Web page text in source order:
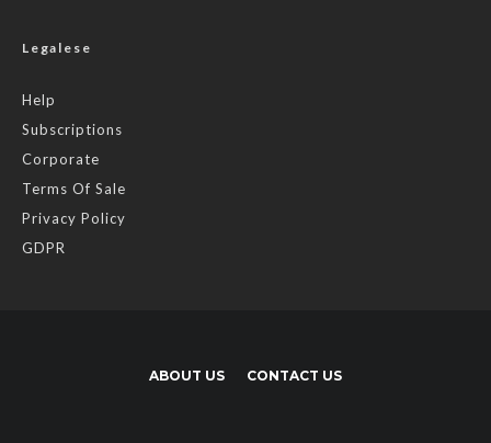
Legalese
Help
Subscriptions
Corporate
Terms Of Sale
Privacy Policy
GDPR
ABOUT US CONTACT US